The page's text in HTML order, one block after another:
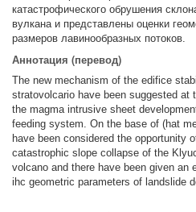
катастрофического обрушения
вулкана и представлены оценки
размеров лавинообразных потоков.
Аннотация (перевод)
The new mechanism of the edifice
stratovolcario have been suggested at
the magma intrusive sheet
feeding system. On the base of (hat
have been considered the opportunity
catastrophic slope collapse of the
volcano and there have been given an
ihc geometric parameters of landslide